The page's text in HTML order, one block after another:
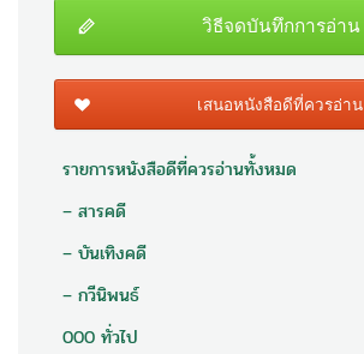
วิธีจดบันทึกการอ่าน
เสนอหนังสือดีที่ควรอ่าน
รายการหนังสือดีที่ควรอ่านทั้งหมด
– สารคดี
– บันเทิงคดี
– กวีนิพนธ์
000 ทั่วไป